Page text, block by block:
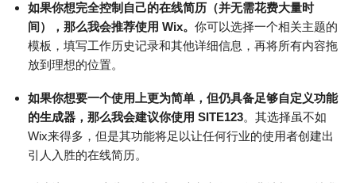
如果你想完全控制自己的在线简历（并无需花费大量时
间），那么我会推荐使用 Wix。 你可以选择一个相关主题的
模板，填写工作历史记录和其他详细信息，再将所有内容拖
放到理想的位置。
如果你想要一个使用上更为简单，但仍具备足够自定义功能
的生成器，那么我会建议你使用 SITE123。其选择虽不如
Wix来得多，但是其功能将足以让任何行业的使用者创建出
引人入胜的在线简历。